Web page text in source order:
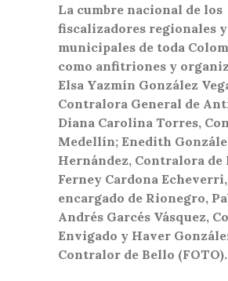
La cumbre nacional de los
fiscalizadores regionales y
municipales de toda
como anfitriones y
Elsa Yazmín González
Contralora General de
Diana Carolina Torres,
Medellín; Enedith
Hernández, Contralora de
Ferney Cardona
encargado de Rionegro,
Andrés Garcés Vásquez,
Envigado y Haver
Contralor de Bello (FOTO).